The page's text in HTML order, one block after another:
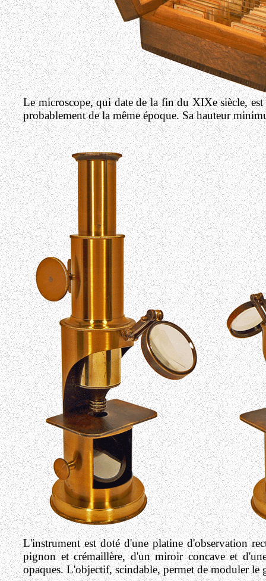
Le microscope, qui date de la fin du XIXe siècle,
probablement de la même époque. Sa hauteur
L'instrument est doté d'une platine d'observation
pignon et crémaillère, d'un miroir concave et
opaques. L'objectif, scindable, permet de moduler le